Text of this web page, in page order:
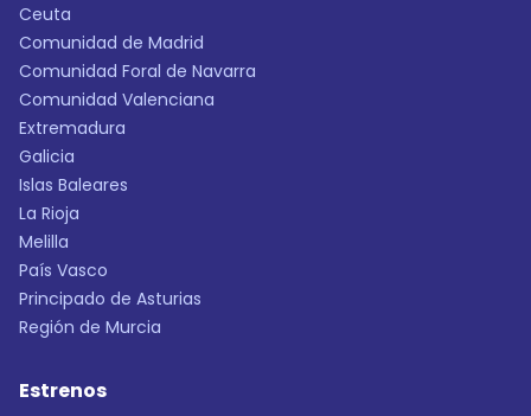
Ceuta
Comunidad de Madrid
Comunidad Foral de Navarra
Comunidad Valenciana
Extremadura
Galicia
Islas Baleares
La Rioja
Melilla
País Vasco
Principado de Asturias
Región de Murcia
Estrenos